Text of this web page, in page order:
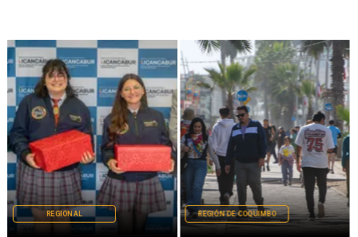
REGIONAL REGIÓN DE COQUIMBO